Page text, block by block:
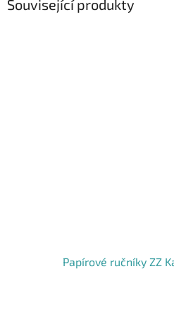
Související produkty
Papírové ručníky ZZ